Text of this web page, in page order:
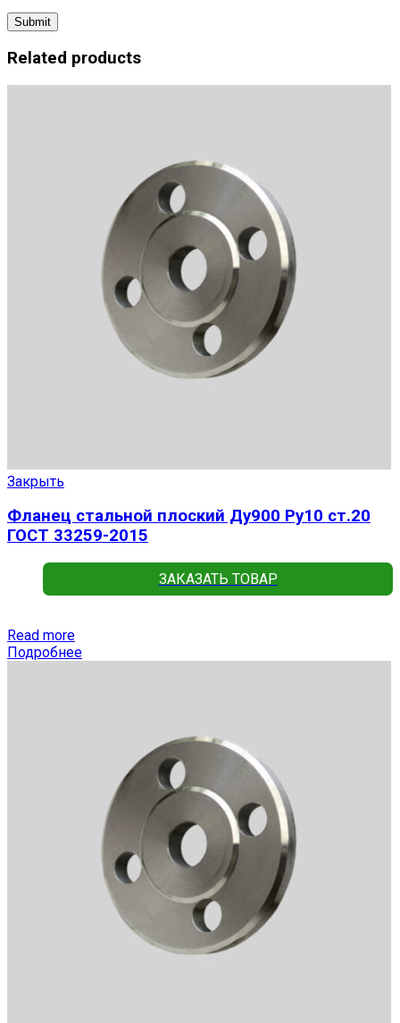
Related products
Закрыть
Фланец стальной плоский Ду900 Ру10 ст.20
ГОСТ 33259-2015
ЗАКАЗАТЬ ТОВАР
Read more
Подробнее